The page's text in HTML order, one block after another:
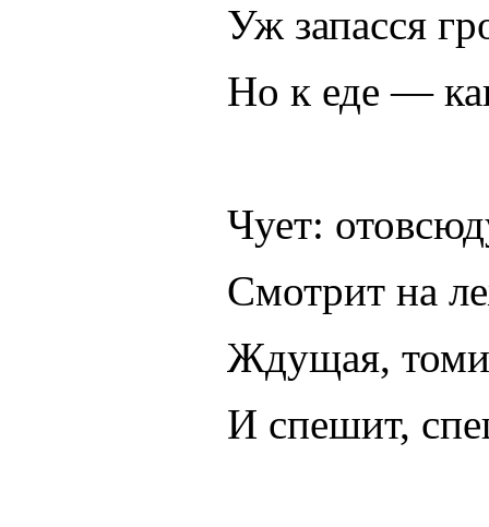
Уж запасся
Но к еде —
Чует:
Смотрит на
Ждущая,
И спешит,